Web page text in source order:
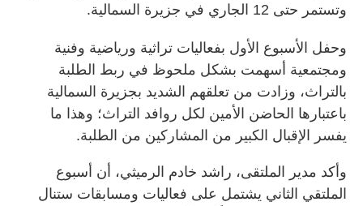
وتستمر حتى 12 الجاري في جزيرة السمالية.
وحفل الأسبوع الأول بفعاليات تراثية ورياضية وفنية
ومجتمعية أسهمت بشكل ملحوظ في ربط الطلبة
بالتراث، وزادت من تعلقهم الشديد بجزيرة السمالية
باعتبارها الحاضن الأمين لكل روافد التراث؛ وهذا ما
يفسر الإقبال الكبير من المشاركين من الطلبة.
وأكد مدير الملتقى، راشد خادم الرميثي، أن أسبوع
الملتقي الثاني يشتمل على فعاليات ومسابقات ستنال